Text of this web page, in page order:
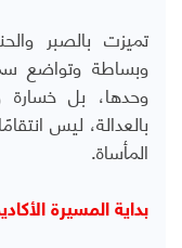
تميزت بالصبر
وبساطة وتواضع
وحدها، بل خسارة
بالعدالة، ليس
المأساة.
بداية المسيرة